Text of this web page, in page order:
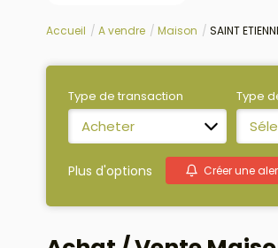
Accueil A vendre Maison SAINT
Type de transaction
Acheter
Type
Plus d'options Créer une